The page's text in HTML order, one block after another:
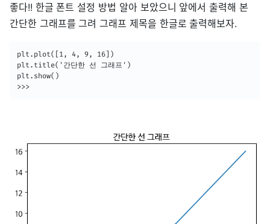
좋다!! 한글 폰트 설정 방법 알아 보았으니 앞에서 출력해 본
간단한 그래프를 그려 그래프 제목을 한글로 출력해보자.
plt.plot([1, 4, 9, 16])
plt.title('간단한 선 그래프')
plt.show()
>>>